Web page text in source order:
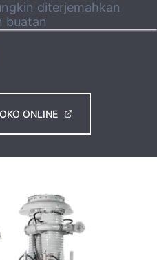
diterjemahkan
buatan
ONLINE